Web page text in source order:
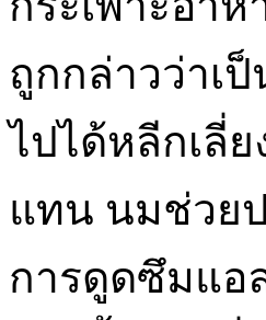
ถูกกล่าวว่าเ
ไปได้หลีกเลี่
แทน นมช่วยป
การดูดซึมแอ